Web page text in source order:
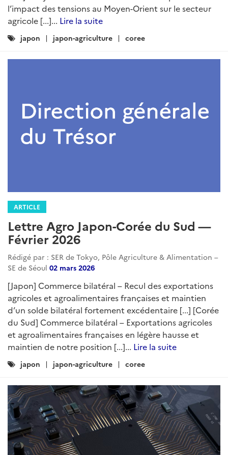
l’impact des tensions au Moyen-Orient sur le secteur
agricole [...]... Lire la suite
Catégories
japon japon-agriculture coree
ARTICLE
Lettre Agro Japon-Corée du Sud —
Février 2026
Rédigé par : SER de Tokyo, Pôle Agriculture & Alimentation –
SE de Séoul 02 mars 2026
[Japon] Commerce bilatéral – Recul des exportations
agricoles et agroalimentaires françaises et maintien
d’un solde bilatéral fortement excédentaire [...] [Corée
du Sud] Commerce bilatéral – Exportations agricoles
et agroalimentaires françaises en légère hausse et
maintien de notre position [...]... Lire la suite
Catégories
japon japon-agriculture coree